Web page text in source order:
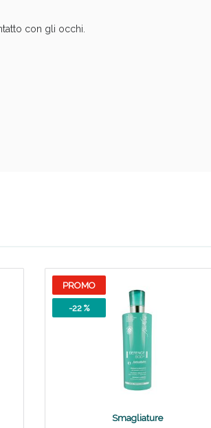
con gli occhi.
PROMO
-22 %
Smagliature
Sconto fino al 55% valido oggi!